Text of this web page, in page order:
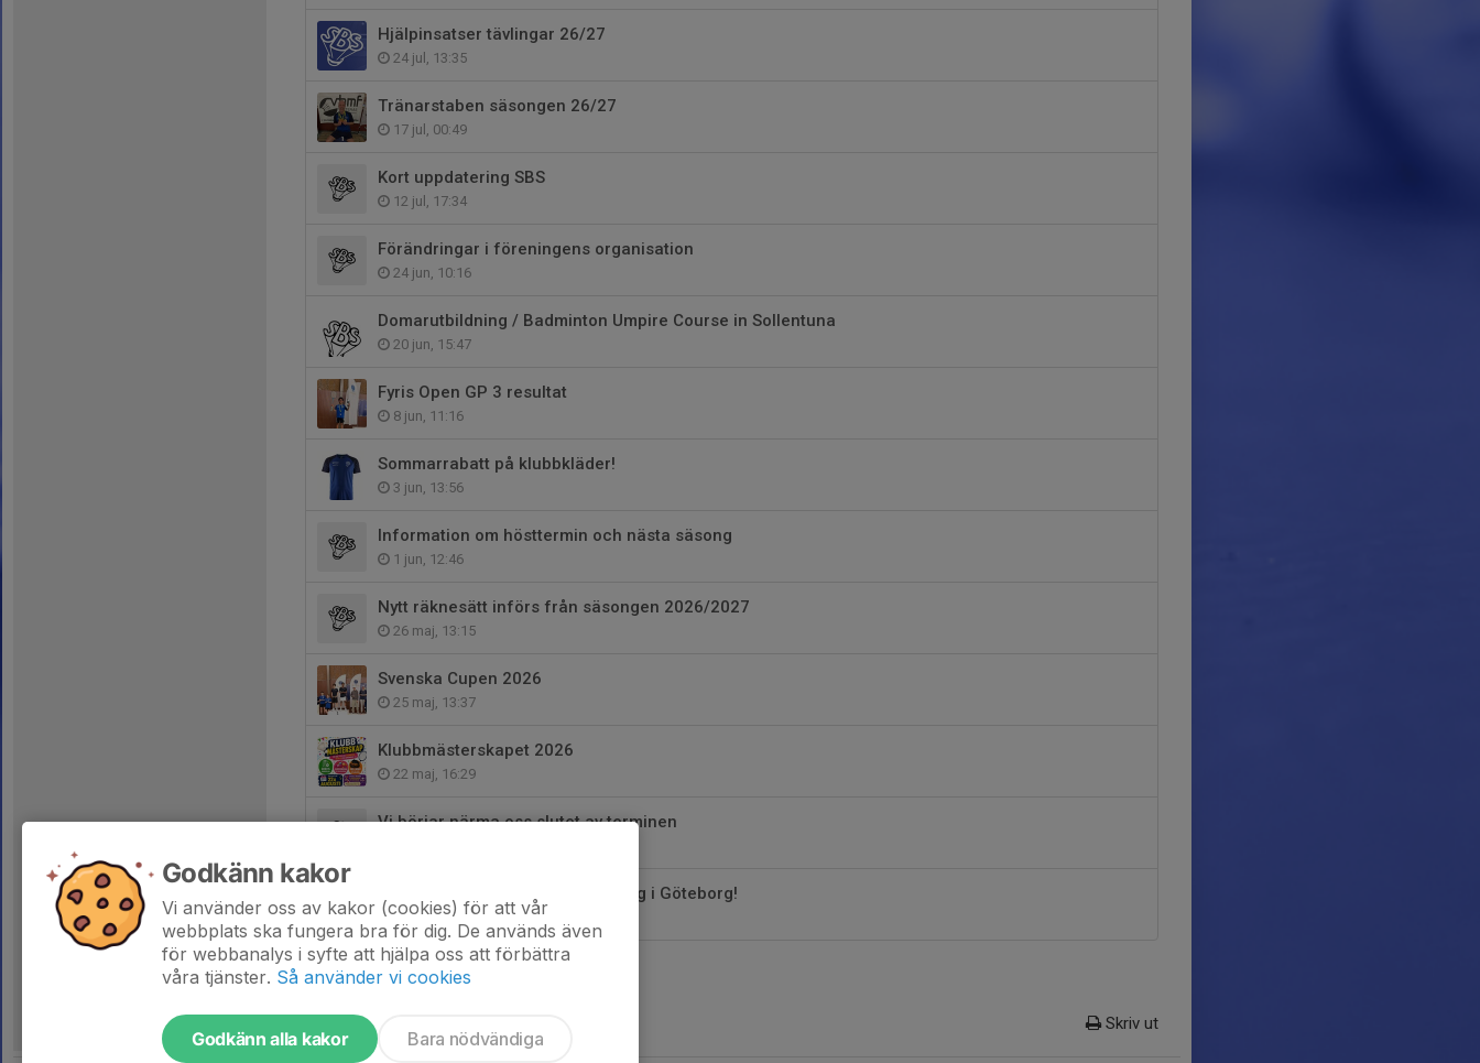
Hjälpinsatser tävlingar 26/27
24 jul, 13:35
Tränarstaben säsongen 26/27
17 jul, 00:49
Kort uppdatering SBS
12 jul, 17:34
Förändringar i föreningens organisation
24 jun, 10:16
Domarutbildning / Badminton Umpire Course in Sollentuna
20 jun, 15:47
Fyris Open GP 3 resultat
8 jun, 11:16
Sommarrabatt på klubbkläder!
3 jun, 13:56
Information om hösttermin och nästa säsong
1 jun, 12:46
Nytt räknesätt införs från säsongen 2026/2027
26 maj, 13:15
Svenska Cupen 2026
25 maj, 13:37
Klubbmästerskapet 2026
22 maj, 16:29
Vi börjar närma oss slutet av terminen
Adrian vinner stor ungdomstävling i Göteborg!
20 maj, 14:53
Skriv ut
Godkänn kakor
Vi använder oss av kakor (cookies) för att vår
webbplats ska fungera bra för dig. De används även
för webbanalys i syfte att hjälpa oss att förbättra
våra tjänster. Så använder vi cookies
Godkänn alla kakor Bara nödvändiga